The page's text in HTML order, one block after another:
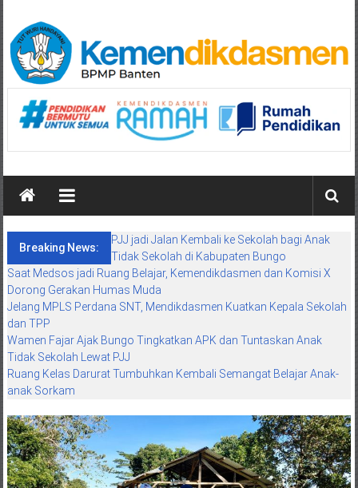
content
BPMP
Banten
Pendidikan
Maju
Breaking News:
PJJ jadi Jalan Kembali ke Sekolah bagi Anak
Tidak Sekolah di Kabupaten Bungo
Saat Medsos jadi Ruang Belajar, Kemendikdasmen dan Komisi X
Dorong Gerakan Humas Muda
Jelang MPLS Perdana SNT, Mendikdasmen Kuatkan Kepala Sekolah
dan TPP
Wamen Fajar Ajak Bungo Tingkatkan APK dan Tuntaskan Anak
Tidak Sekolah Lewat PJJ
Ruang Kelas Darurat Tumbuhkan Kembali Semangat Belajar Anak-
anak Sorkam